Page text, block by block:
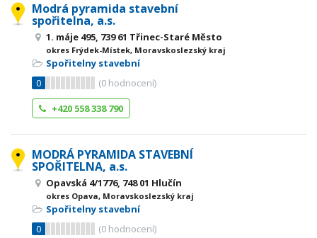
Modrá pyramida stavební
spořitelna, a.s.
1. máje 495, 739 61 Třinec-Staré Město
okres Frýdek-Místek, Moravskoslezský kraj
Spořitelny stavební
0
(0 hodnocení)
+420 558 338 790
MODRÁ PYRAMIDA STAVEBNÍ
SPOŘITELNA, a.s.
Opavská 4/1776, 748 01 Hlučín
okres Opava, Moravskoslezský kraj
Spořitelny stavební
0
(0 hodnocení)